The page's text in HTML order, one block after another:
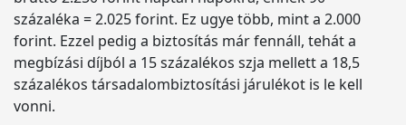
százaléka = 2.025 forint. Ez ugye több, mint a 2.000
forint. Ezzel pedig a biztosítás már fennáll, tehát a
megbízási díjból a 15 százalékos szja mellett a 18,5
százalékos társadalombiztosítási járulékot is le kell
vonni.